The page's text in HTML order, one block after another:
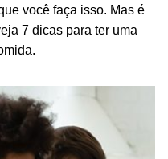
você faça isso. Mas é
7 dicas para ter uma